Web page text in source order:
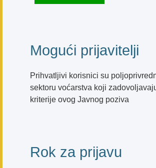
Mogući prijavitelji
Prihvatljivi korisnici su
sektoru voćarstva koji
kriterije ovog Javnog poziva
Rok za prijavu